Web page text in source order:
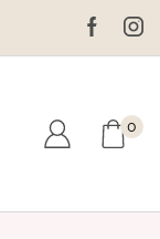
SOSPESE
0